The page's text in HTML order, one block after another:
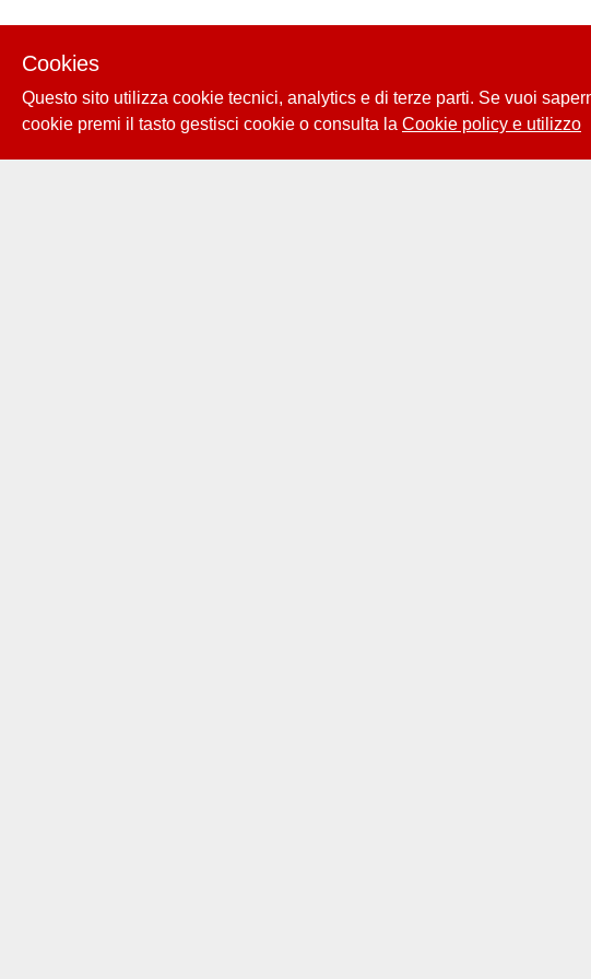
Cookies
Questo sito utilizza cookie tecnici, analytics e di terze parti. Se vuoi
cookie premi il tasto gestisci cookie o consulta la Cookie policy e utilizzo